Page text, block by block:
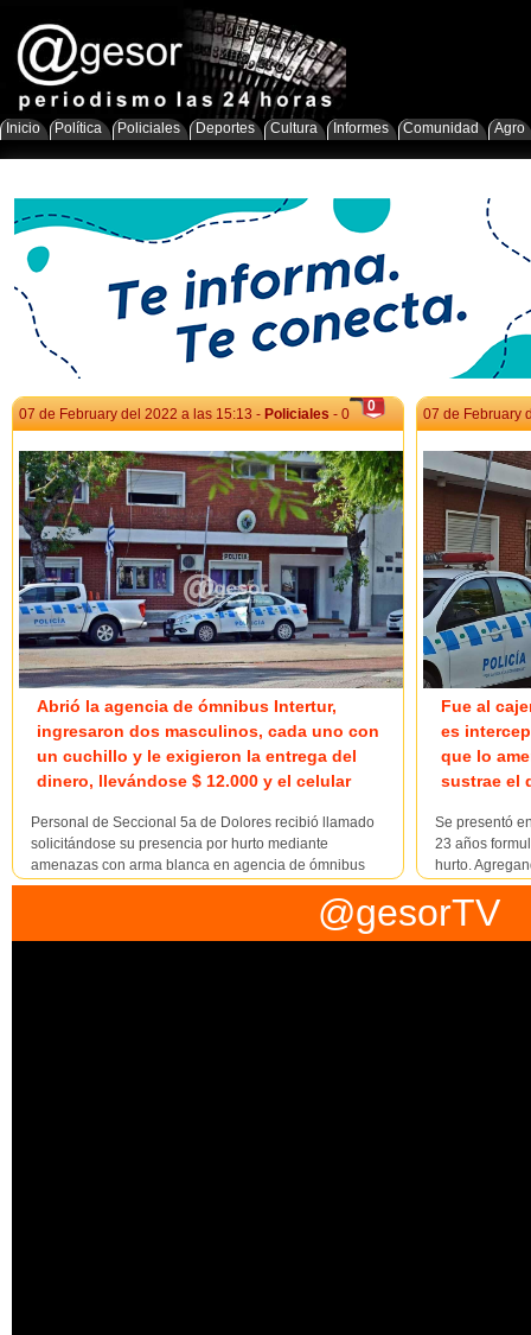
Inicio Política Policiales Deportes Cultura Informes Comunidad Agro
0
07 de February del 2022 a las 15:13 - Policiales - 0
Abrió la agencia de ómnibus Intertur,
ingresaron dos masculinos, cada uno con
un cuchillo y le exigieron la entrega del
dinero, llevándose $ 12.000 y el celular
Personal de Seccional 5a de Dolores recibió llamado
solicitándose su presencia por hurto mediante
amenazas con arma blanca en agencia de ómnibus
Intertur sita en la jurisdicción. En el lugar personal
policial se entrevistan con la víctima, masculino mayor
07 de February
Fue al
es
que lo
sustrae el
Se presentó
23 años
hurto.
sábado
y Rodó donde
interceptado
@gesorTV